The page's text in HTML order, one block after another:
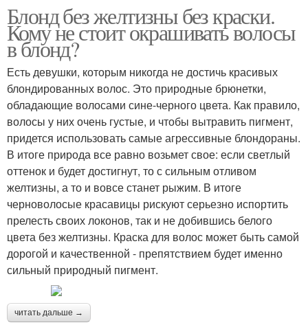
Блонд без желтизны без краски.
Кому не стоит окрашивать волосы
в блонд?
Есть девушки, которым никогда не достичь красивых
блондированных волос. Это природные брюнетки,
обладающие волосами сине-черного цвета. Как правило,
волосы у них очень густые, и чтобы вытравить пигмент,
придется использовать самые агрессивные блондораны.
В итоге природа все равно возьмет свое: если светлый
оттенок и будет достигнут, то с сильным отливом
желтизны, а то и вовсе станет рыжим. В итоге
черноволосые красавицы рискуют серьезно испортить
прелесть своих локонов, так и не добившись белого
цвета без желтизны. Краска для волос может быть самой
дорогой и качественной - препятствием будет именно
сильный природный пигмент.
читать дальше →